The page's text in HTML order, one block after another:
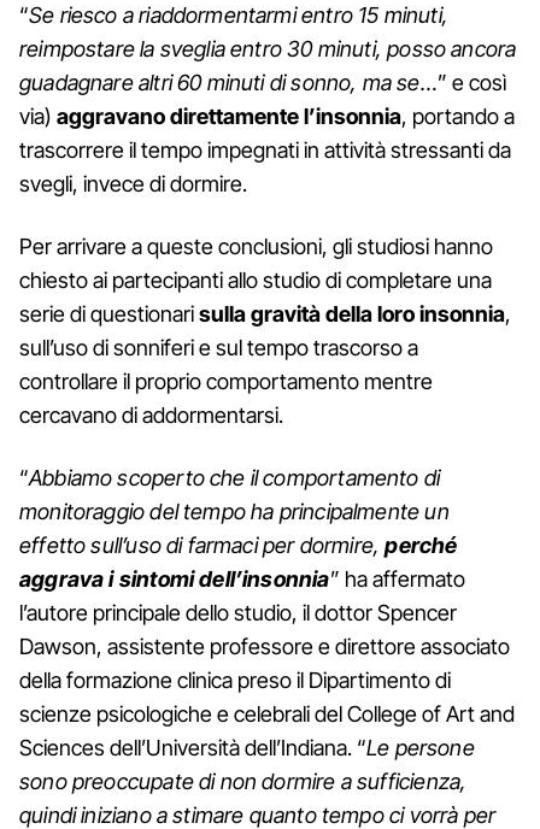
“Se riesco a riaddormentarmi entro 15 minuti,
reimpostare la sveglia entro 30 minuti, posso ancora
guadagnare altri 60 minuti di sonno, ma se…” e così
via) aggravano direttamente l’insonnia, portando a
trascorrere il tempo impegnati in attività stressanti da
svegli, invece di dormire.
Per arrivare a queste conclusioni, gli studiosi hanno
chiesto ai partecipanti allo studio di completare una
serie di questionarisulla gravità della loro insonnia,
sull’uso di sonniferi e sul tempo trascorso a
controllare il proprio comportamento mentre
cercavano di addormentarsi.
“Abbiamo scoperto che il comportamento di
monitoraggio del tempo ha principalmente un
effetto sull’uso di farmaci per dormire,perché
aggrava i sintomi dell’insonnia” ha affermato
l’autore principale dello studio, il dottor Spencer
Dawson, assistente professore e direttore associato
della formazione clinica preso il Dipartimento di
scienze psicologiche e celebrali del College of Art and
Sciences dell’Università dell’Indiana. “Le persone
sono preoccupate di non dormire a sufficienza,
quindi iniziano a stimare quanto tempo ci vorrà per